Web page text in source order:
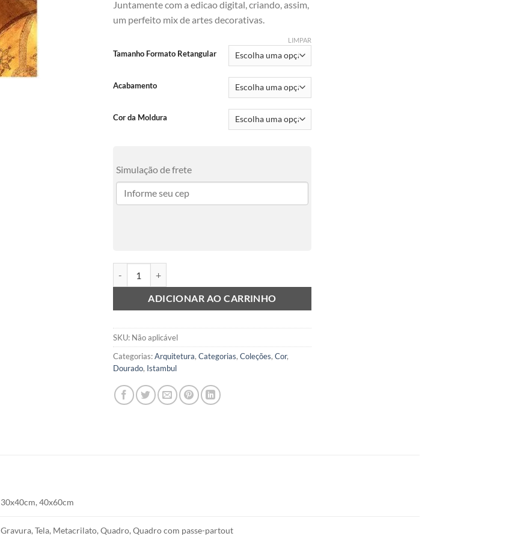
Juntamente com a edicao digital, criando, assim,
um perfeito mix de artes decorativas.
Tamanho Formato Retangular
Acabamento
Cor da Moldura
LIMPAR
Simulação de frete
ADICIONAR AO CARRINHO
SKU: Não aplicável
Categorias:Arquitetura, Categorias, Coleções, Cor,
Dourado, Istambul
30x40cm, 40x60cm
Gravura, Tela, Metacrilato, Quadro, Quadro com passe-partout